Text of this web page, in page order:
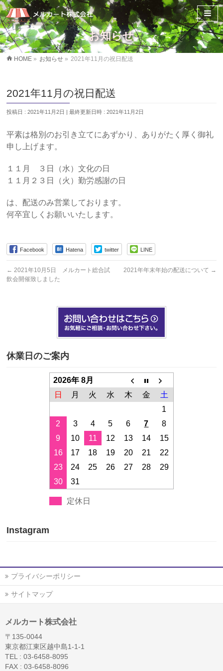
お知らせ
HOME » お知らせ » 2021年11月の祝日配送
2021年11月の祝日配送
投稿日 : 2021年11月2日 最終更新日時 : 2021年11月2日
平素は格別のお引き立てにあずかり、ありがたく厚く御礼
申し上げます。
１１月 ３日（水）文化の日
１１月２３日（火）勤労感謝の日
は、配送のみ営業しております。
何卒宜しくお願いいたします。
Facebook Hatena twitter LINE
← 2021年10月5日 メルカート総合試
飲会開催致しました
2021年年末年始の配送について →
休業日のご案内
2026年 8月
日
月 火 水 木 金
土
1
2
3 4 5 6 7
8
9
10 11 12 13 14
15
16
17 18 19 20 21
22
23
24 25 26 27 28
29
30
31
定休日
Instagram
プライバシーポリシー
サイトマップ
メルカート株式会社
〒135-0044
東京都江東区越中島1-1-1
TEL : 03-6458-8095
FAX : 03-6458-8096